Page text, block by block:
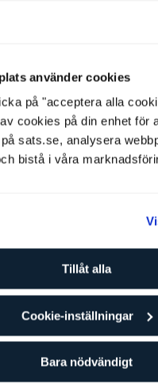
använder cookies
på "acceptera alla
cookies på din enhet för
sats.se, analysera
bistå i våra
Tillåt alla
Cookie-inställningar
Bara nödvändigt
Kontakta Timo Osterwald
SATS Fredrikstad
Nivå: 2